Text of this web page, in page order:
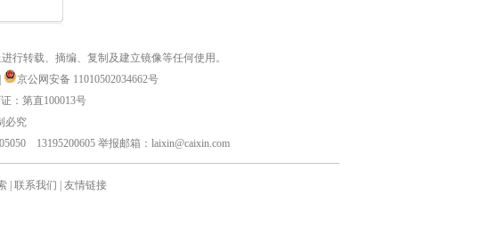
行转载、摘编、复制及建立镜像等任何使用。
京公网安备 11010502034662号
：第直100013号
必究
13195200605 举报邮箱：laixin@caixin.com
联系我们 友情链接